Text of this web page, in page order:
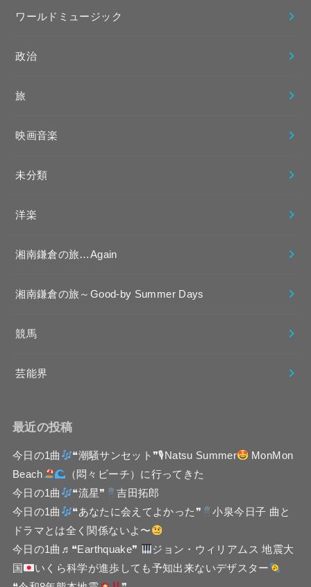
ワールドミュージック
政治
旅
映画音楽
未分類
洋楽
湘南鎌倉の旅…Again
湘南鎌倉の旅～Good-by Summer Days
競馬
芸能界
最近の投稿
今日の1曲 ❝潮騒サンセット❞🎙Natsu Summer
MonMon
Beach
（悶々ビーチ）に行ってきた
今日の1曲
❝流星❞
吉田拓郎
今日の1曲
❝あなたに会えてよかった❞
小泉今日子 曲と
ドラマとは全く関係ないよ〜
今日の1曲♬❝Earthquake❞
ジョン・ウィリアムス 地震大
国
いくら科学が進歩しても予知出来ないデザスター